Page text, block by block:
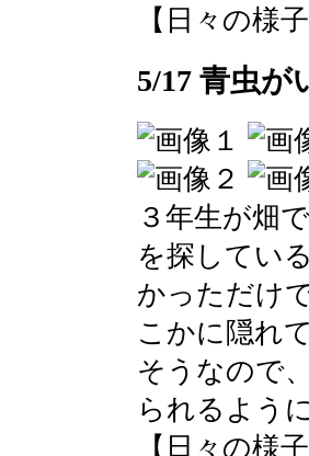
【日々の様
5/17 青虫が
３年生が畑
を探してい
かっただけ
こかに隠れ
そうなので
られるよう
【日々の様